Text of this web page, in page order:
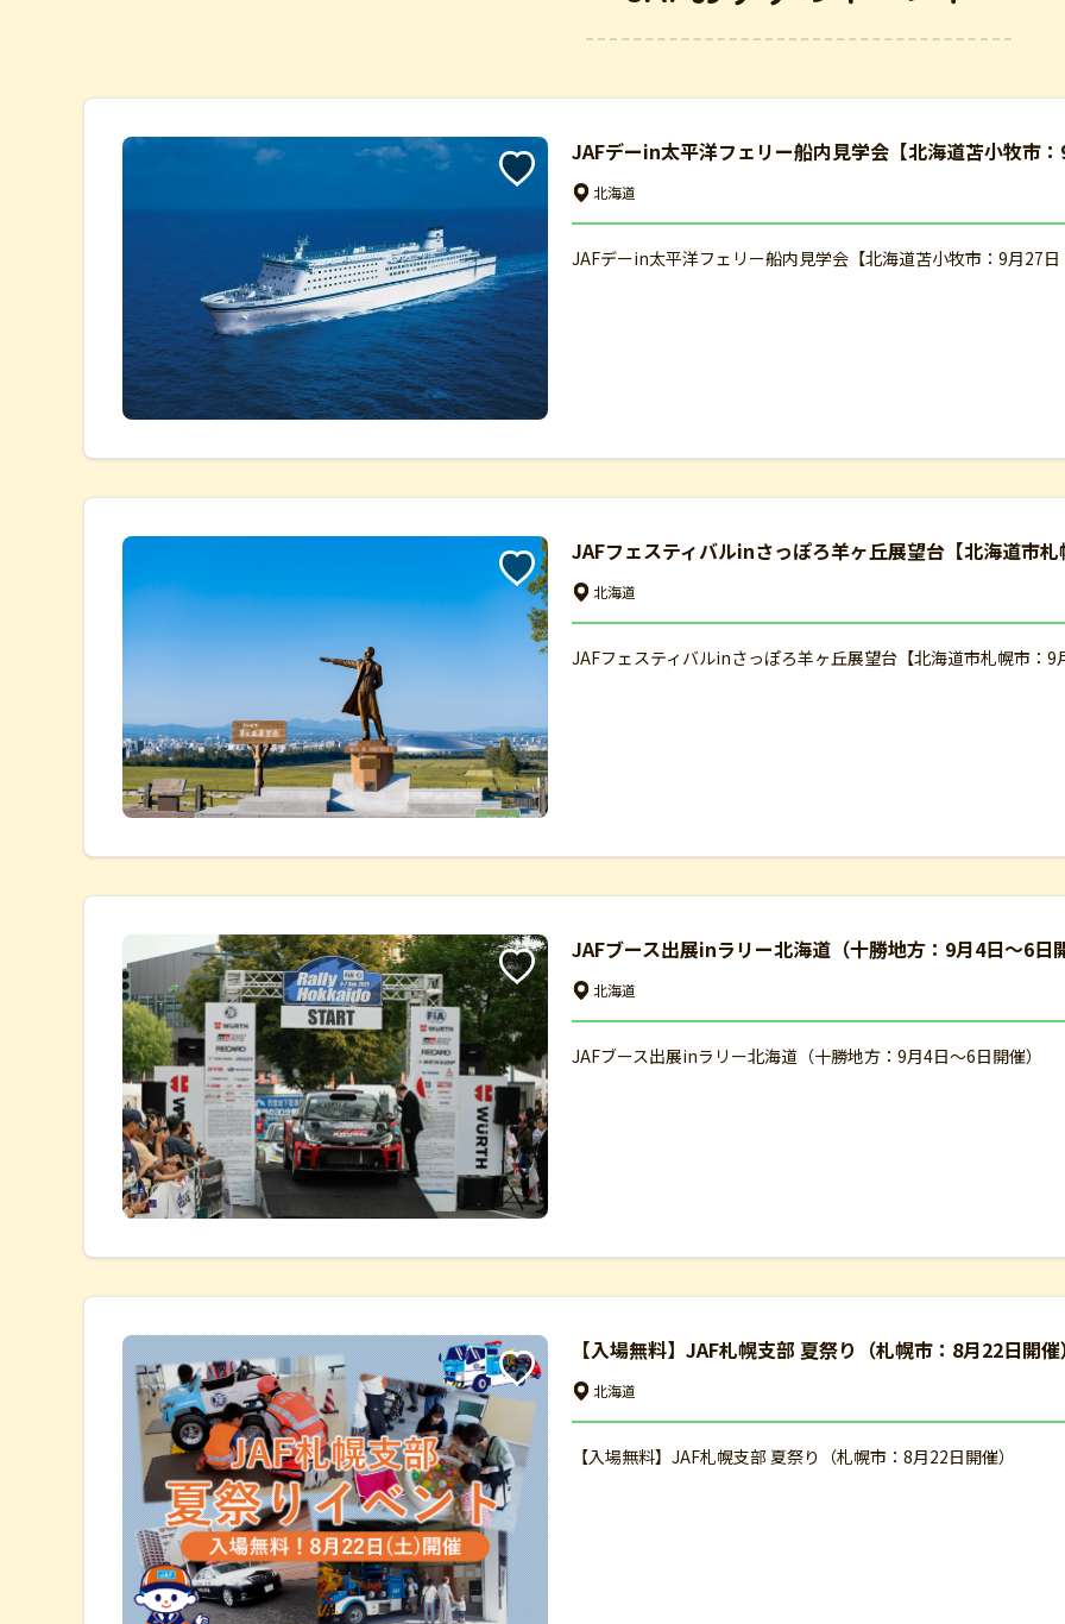
JAFデーin太平洋フェリー船内見学会【北海道苫小牧市
北海道
JAFデーin太平洋フェリー船内見学会【北海道苫小牧市：9月27
JAFフェスティバルinさっぽろ羊ヶ丘展望台【北海道市
北海道
JAFフェスティバルinさっぽろ羊ヶ丘展望台【北海道市札幌市：9
JAFブース出展inラリー北海道（十勝地方：9月4日～6日
北海道
JAFブース出展inラリー北海道（十勝地方：9月4日～6日開催）
【入場無料】JAF札幌支部 夏祭り（札幌市：8月22日開
北海道
【入場無料】JAF札幌支部 夏祭り（札幌市：8月22日開催）